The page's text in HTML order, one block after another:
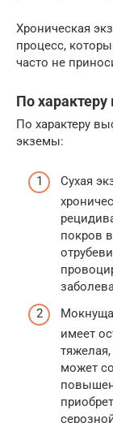
Хроническая
процесс,
часто не
По
По характеру
экземы:
Сухая
покров
имеет
может